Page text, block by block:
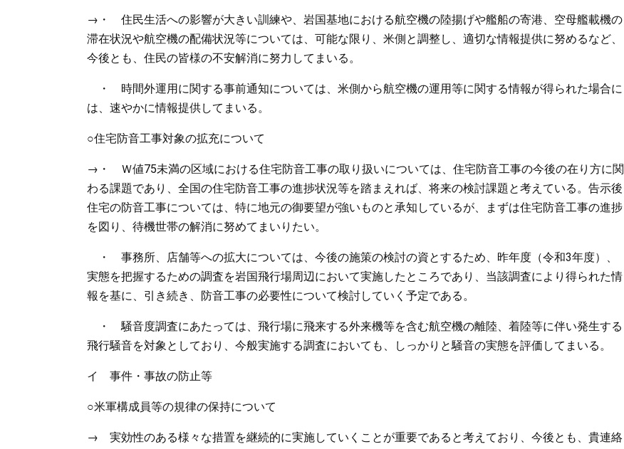
→・ 住民生活への影響が大きい訓練や、岩国基地における航空機の陸揚げや艦船の寄港、空母艦載機の
滞在状況や航空機の配備状況等については、可能な限り、米側と調整し、適切な情報提供に努めるなど、
今後とも、住民の皆様の不安解消に努力してまいる。
・ 時間外運用に関する事前通知については、米側から航空機の運用等に関する情報が得られた場合に
は、速やかに情報提供してまいる。
○住宅防音工事対象の拡充について
→・ Ｗ値75未満の区域における住宅防音工事の取り扱いについては、住宅防音工事の今後の在り方に関
わる課題であり、全国の住宅防音工事の進捗状況等を踏まえれば、将来の検討課題と考えている。告示後
住宅の防音工事については、特に地元の御要望が強いものと承知しているが、まずは住宅防音工事の進捗
を図り、待機世帯の解消に努めてまいりたい。
・ 事務所、店舗等への拡大については、今後の施策の検討の資とするため、昨年度（令和3年度）、
実態を把握するための調査を岩国飛行場周辺において実施したところであり、当該調査により得られた情
報を基に、引き続き、防音工事の必要性について検討していく予定である。
・ 騒音度調査にあたっては、飛行場に飛来する外来機等を含む航空機の離陸、着陸等に伴い発生する
飛行騒音を対象としており、今般実施する調査においても、しっかりと騒音の実態を評価してまいる。
イ 事件・事故の防止等
○米軍構成員等の規律の保持について
→ 実効性のある様々な措置を継続的に実施していくことが重要であると考えており、今後とも、貴連絡